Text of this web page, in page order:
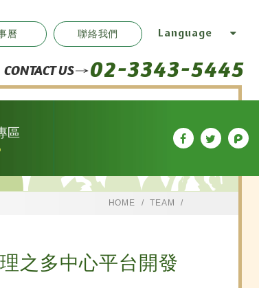
曆 聯絡我們 Language
CONTACT US 02-3343-5445
區
HOME TEAM
之多中心平台開發